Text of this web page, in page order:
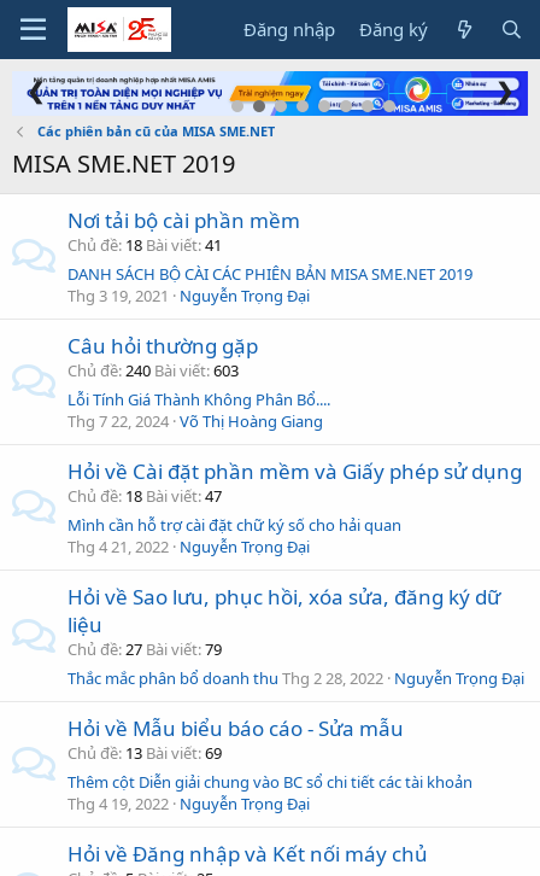
Đăng nhập Đăng ký
❮ ❯
Các phiên bản cũ của MISA SME.NET
MISA SME.NET 2019
Nơi tải bộ cài phần mềm
Chủ đề 18 Bài viết 41
DANH SÁCH BỘ CÀI CÁC PHIÊN BẢN MISA SME.NET 2019
Thg 3 19, 2021
Nguyễn Trọng Đại
Câu hỏi thường gặp
Chủ đề 240 Bài viết 603
Lỗi Tính Giá Thành Không Phân Bổ....
Thg 7 22, 2024 Võ Thị Hoàng Giang
Hỏi về Cài đặt phần mềm và Giấy phép sử dụng
Chủ đề 18 Bài viết 47
Mình cần hỗ trợ cài đặt chữ ký số cho hải quan
Thg 4 21, 2022 Nguyễn Trọng Đại
Hỏi về Sao lưu, phục hồi, xóa sửa, đăng ký dữ
liệu
Chủ đề 27 Bài viết 79
Thắc mắc phân bổ doanh thu Thg 2 28, 2022 Nguyễn Trọng Đại
Hỏi về Mẫu biểu báo cáo - Sửa mẫu
Chủ đề 13 Bài viết 69
Thêm cột Diễn giải chung vào BC sổ chi tiết các tài khoản
Thg 4 19, 2022 Nguyễn Trọng Đại
Hỏi về Đăng nhập và Kết nối máy chủ